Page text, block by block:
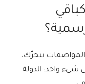
تتحرّك،
شيء واحد: الدولة